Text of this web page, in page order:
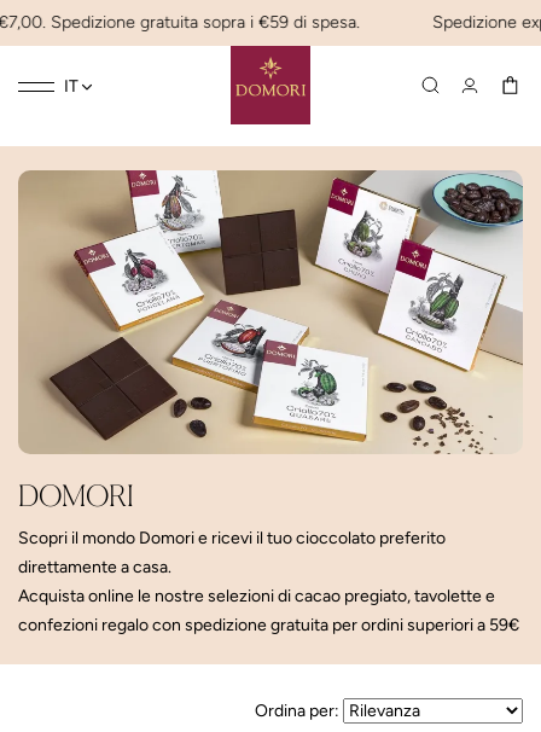
Spedizione gratuita sopra i €59 di spesa. Spedizione
Toggle
☰ IT
DOMORI
Scopri il mondo Domori e ricevi il tuo cioccolato preferito
direttamente a casa.
Acquista online le nostre selezioni di cacao pregiato, tavolette e
confezioni regalo con spedizione gratuita per ordini superiori a 59€
Ordina per: